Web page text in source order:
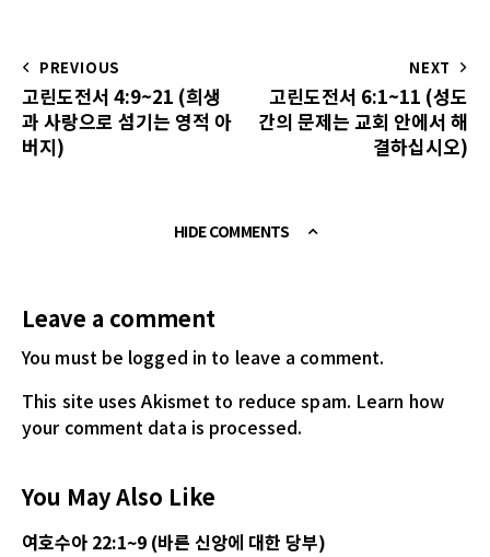
PREVIOUS
고린도전서 4:9~21 (희생
과 사랑으로 섬기는 영적 아
버지)
NEXT
고린도전서 6:1~11 (성도
간의 문제는 교회 안에서 해
결하십시오)
HIDE COMMENTS
Leave a comment
You must be logged in to leave a comment.
This site uses Akismet to reduce spam. Learn how
your comment data is processed.
You May Also Like
여호수아 22:1~9 (바른 신앙에 대한 당부)